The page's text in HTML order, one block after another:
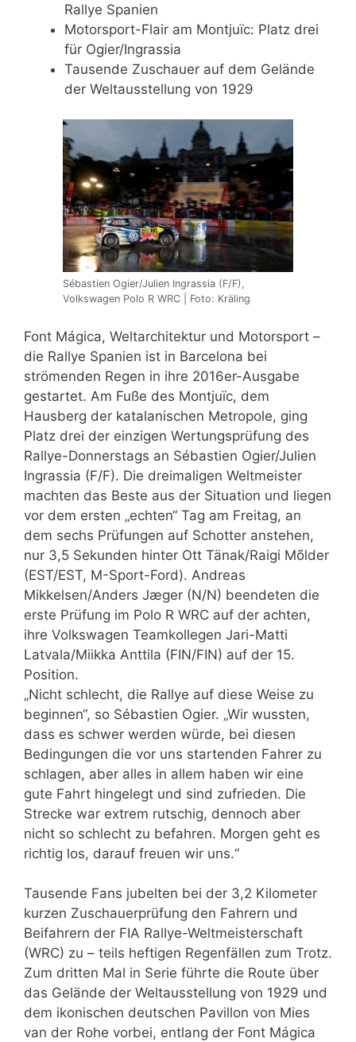
Rallye Spanien
Motorsport-Flair am Montjuïc: Platz drei
für Ogier/Ingrassia
Tausende Zuschauer auf dem Gelände
der Weltausstellung von 1929
Sébastien Ogier/Julien Ingrassia (F/F),
Volkswagen Polo R WRC | Foto: Kräling
Font Mágica, Weltarchitektur und Motorsport –
die Rallye Spanien ist in Barcelona bei
strömenden Regen in ihre 2016er-Ausgabe
gestartet. Am Fuße des Montjuïc, dem
Hausberg der katalanischen Metropole, ging
Platz drei der einzigen Wertungsprüfung des
Rallye-Donnerstags an Sébastien Ogier/Julien
Ingrassia (F/F). Die dreimaligen Weltmeister
machten das Beste aus der Situation und liegen
vor dem ersten „echten“ Tag am Freitag, an
dem sechs Prüfungen auf Schotter anstehen,
nur 3,5 Sekunden hinter Ott Tänak/Raigi Mõlder
(EST/EST, M-Sport-Ford). Andreas
Mikkelsen/Anders Jæger (N/N) beendeten die
erste Prüfung im Polo R WRC auf der achten,
ihre Volkswagen Teamkollegen Jari-Matti
Latvala/Miikka Anttila (FIN/FIN) auf der 15.
Position.
„Nicht schlecht, die Rallye auf diese Weise zu
beginnen“, so Sébastien Ogier. „Wir wussten,
dass es schwer werden würde, bei diesen
Bedingungen die vor uns startenden Fahrer zu
schlagen, aber alles in allem haben wir eine
gute Fahrt hingelegt und sind zufrieden. Die
Strecke war extrem rutschig, dennoch aber
nicht so schlecht zu befahren. Morgen geht es
richtig los, darauf freuen wir uns.“
Tausende Fans jubelten bei der 3,2 Kilometer
kurzen Zuschauerprüfung den Fahrern und
Beifahrern der FIA Rallye-Weltmeisterschaft
(WRC) zu – teils heftigen Regenfällen zum Trotz.
Zum dritten Mal in Serie führte die Route über
das Gelände der Weltausstellung von 1929 und
dem ikonischen deutschen Pavillon von Mies
van der Rohe vorbei, entlang der Font Mágica